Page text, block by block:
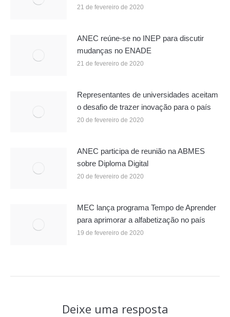
21 de fevereiro de 2020
ANEC reúne-se no INEP para discutir
mudanças no ENADE
21 de fevereiro de 2020
Representantes de universidades aceitam
o desafio de trazer inovação para o país
20 de fevereiro de 2020
ANEC participa de reunião na ABMES
sobre Diploma Digital
20 de fevereiro de 2020
MEC lança programa Tempo de Aprender
para aprimorar a alfabetização no país
19 de fevereiro de 2020
Deixe uma resposta